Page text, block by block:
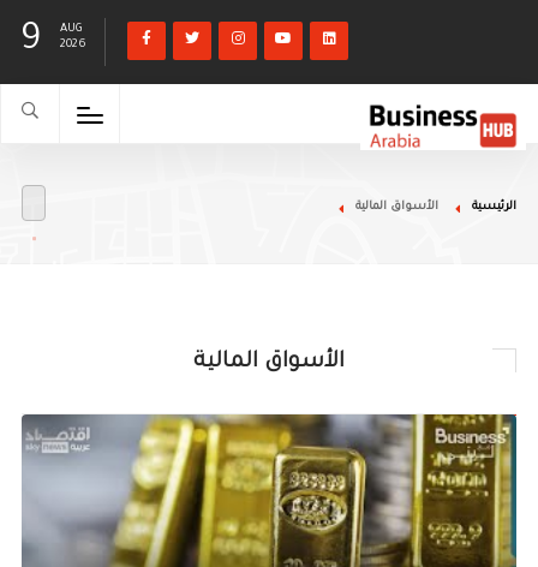
9
AUG
2026
الرئيسية الأسواق المالية
الأسواق المالية